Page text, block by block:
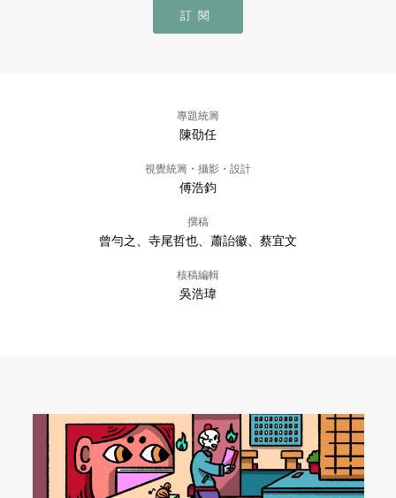
訂閱
專題統籌
陳劭任
視覺統籌・攝影・設計
傅浩鈞
撰稿
曾勻之、寺尾哲也、蕭詒徽、蔡宜文
核稿編輯
吳浩瑋